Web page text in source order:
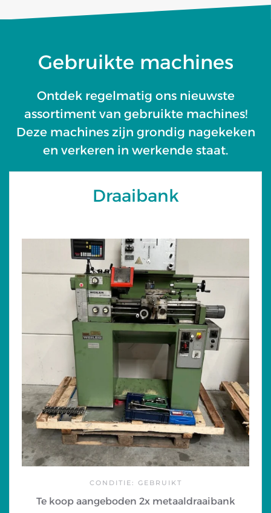
Gebruikte machines
Ontdek regelmatig ons nieuwste
assortiment van gebruikte machines!
Deze machines zijn grondig nagekeken
en verkeren in werkende staat.
Draaibank
CONDITIE: GEBRUIKT
Te koop aangeboden 2x metaaldraaibank